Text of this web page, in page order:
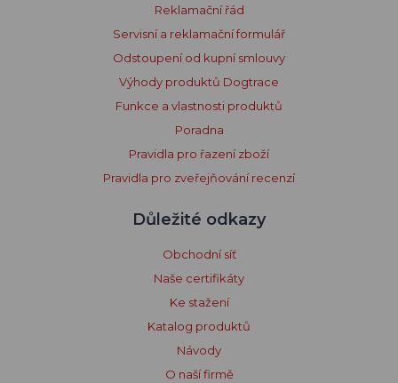
Reklamační řád
Servisní a reklamační formulář
Odstoupení od kupní smlouvy
Výhody produktů Dogtrace
Funkce a vlastnosti produktů
Poradna
Pravidla pro řazení zboží
Pravidla pro zveřejňování recenzí
Důležité odkazy
Obchodní síť
Naše certifikáty
Ke stažení
Katalog produktů
Návody
O naší firmě